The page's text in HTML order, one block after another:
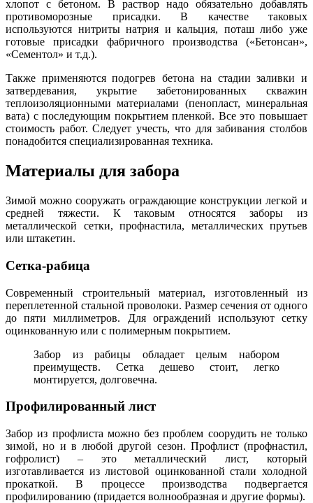
хлопот с бетоном. В раствор надо обязательно добавлять
противоморозные присадки. В качестве таковых
используются нитриты натрия и кальция, поташ либо уже
готовые присадки фабричного производства («Бетонсан»,
«Сементол» и т.д.).
Также применяются подогрев бетона на стадии заливки и
затвердевания, укрытие забетонированных скважин
теплоизоляционными материалами (пенопласт, минеральная
вата) с последующим покрытием пленкой. Все это повышает
стоимость работ. Следует учесть, что для забивания столбов
понадобится специализированная техника.
Материалы для забора
Зимой можно сооружать ограждающие конструкции легкой и
средней тяжести. К таковым относятся заборы из
металлической сетки, профнастила, металлических прутьев
или штакетин.
Сетка-рабица
Современный строительный материал, изготовленный из
переплетенной стальной проволоки. Размер сечения от одного
до пяти миллиметров. Для ограждений используют сетку
оцинкованную или с полимерным покрытием.
Забор из рабицы обладает целым набором
преимуществ. Сетка дешево стоит, легко
монтируется, долговечна.
Профилированный лист
Забор из профлиста можно без проблем соорудить не только
зимой, но и в любой другой сезон. Профлист (профнастил,
гофролист) – это металлический лист, который
изготавливается из листовой оцинкованной стали холодной
прокаткой. В процессе производства подвергается
профилированию (придается волнообразная и другие формы).